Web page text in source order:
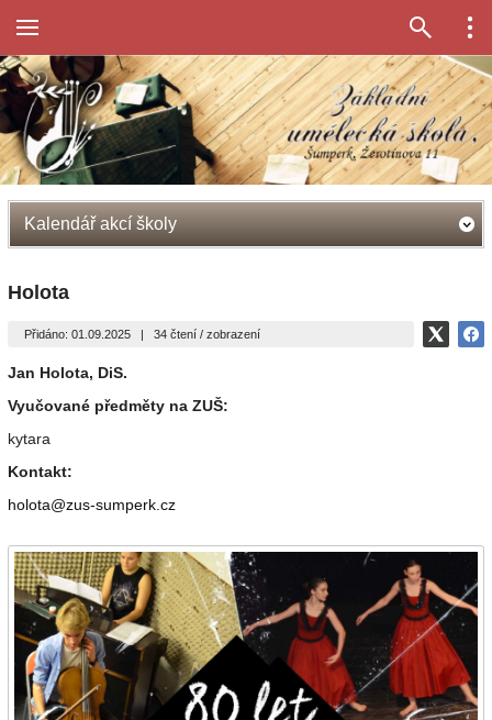
Kalendář akcí školy
Holota
Přidáno: 01.09.2025 | 34 čtení / zobrazení
Jan Holota, DiS.
Vyučované předměty na ZUŠ:
kytara
Kontakt:
holota@zus-sumperk.cz